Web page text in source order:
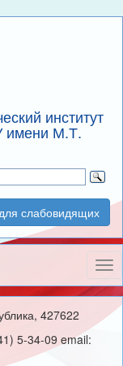
институт
М.Т.
слабовидящих
427622
5-34-09 email: